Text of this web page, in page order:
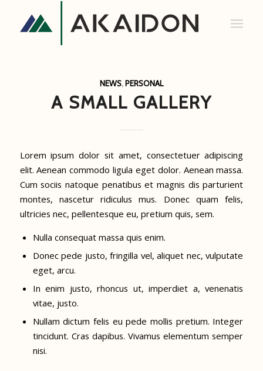
NEWS,PERSONAL
A SMALL GALLERY
Lorem ipsum dolor sit amet, consectetuer adipiscing
elit. Aenean commodo ligula eget dolor. Aenean massa.
Cum sociis natoque penatibus et magnis dis parturient
montes, nascetur ridiculus mus. Donec quam felis,
ultricies nec, pellentesque eu, pretium quis, sem.
Nulla consequat massa quis enim.
Donec pede justo, fringilla vel, aliquet nec, vulputate
eget, arcu.
In enim justo, rhoncus ut, imperdiet a, venenatis
vitae, justo.
Nullam dictum felis eu pede mollis pretium. Integer
tincidunt. Cras dapibus. Vivamus elementum semper
nisi.